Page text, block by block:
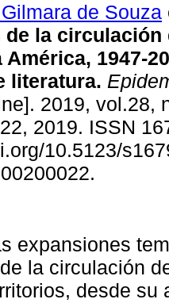
de Souza
de la circulación
América, 1947-
literatura.
2019, vol.28,
2019. ISSN
10.5123/
expansiones
la circulación
desde su